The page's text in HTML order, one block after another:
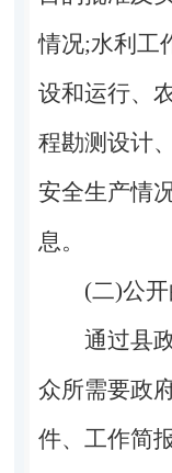
情况;水利工
设和运行、
程勘测设计
安全生产情
息。
(二)公
通过县
众所需要政
件、工作简